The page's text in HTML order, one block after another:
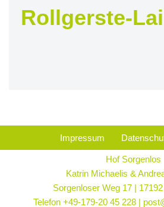
Rollgerste-
Impressum
Hof Sorgenlos
Katrin Michaelis &
Sorgenloser Weg 17 |
Telefon +49-179-20 45 228 |